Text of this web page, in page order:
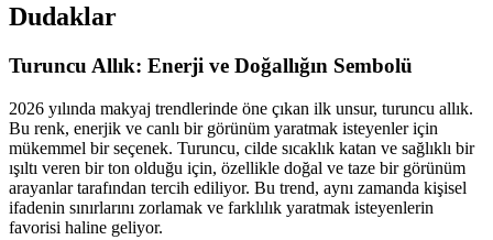
Dudaklar
Turuncu Allık: Enerji ve Doğallığın Sembolü
2026 yılında makyaj trendlerinde öne çıkan ilk unsur, turuncu allık.
Bu renk, enerjik ve canlı bir görünüm yaratmak isteyenler için
mükemmel bir seçenek. Turuncu, cilde sıcaklık katan ve sağlıklı bir
ışıltı veren bir ton olduğu için, özellikle doğal ve taze bir görünüm
arayanlar tarafından tercih ediliyor. Bu trend, aynı zamanda kişisel
ifadenin sınırlarını zorlamak ve farklılık yaratmak isteyenlerin
favorisi haline geliyor.